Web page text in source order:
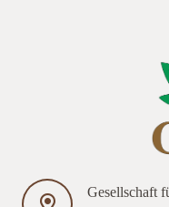
Gesellschaft